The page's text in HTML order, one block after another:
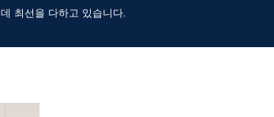
데 최선을 다하고 있습니다.